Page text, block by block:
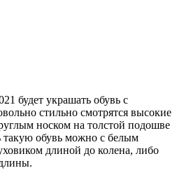
будет украшать обувь с
стильно смотрятся высокие
носком на толстой подошве
такую обувь можно с белым
длиной до колена, либо